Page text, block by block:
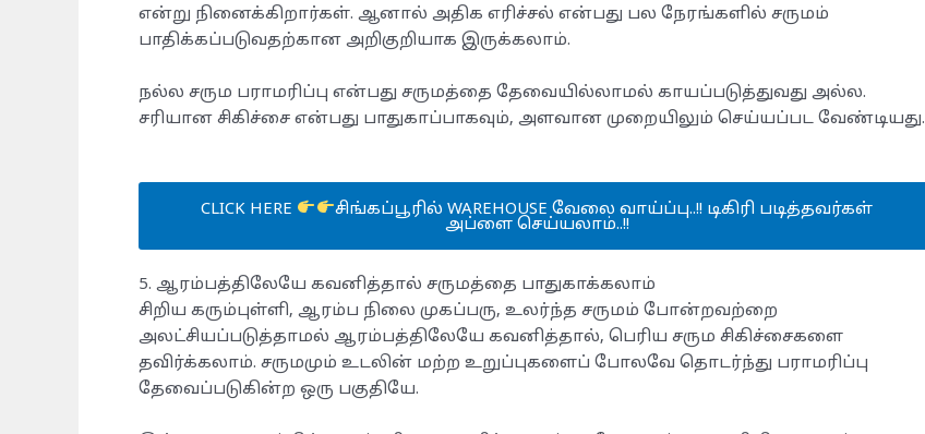
என்று நினைக்கிறார்கள். ஆனால் அதிக எரிச்சல் என்பது பல நேரங்களில் சருமம்
பாதிக்கப்படுவதற்கான அறிகுறியாக இருக்கலாம்.
நல்ல சரும பராமரிப்பு என்பது சருமத்தை தேவையில்லாமல் காயப்படுத்துவது அல்ல.
சரியான சிகிச்சை என்பது பாதுகாப்பாகவும், அளவான முறையிலும் செய்யப்பட வேண்டியது.
CLICK HERE சிங்கப்பூரில் WAREHOUSE வேலை வாய்ப்பு..!! டிகிரி படித்தவர்கள்
அப்ளை செய்யலாம்..!!
​5. ஆரம்பத்திலேயே கவனித்தால் சருமத்தை பாதுகாக்கலாம்
​சிறிய கரும்புள்ளி, ஆரம்ப நிலை முகப்பரு, உலர்ந்த சருமம் போன்றவற்றை
அலட்சியப்படுத்தாமல் ஆரம்பத்திலேயே கவனித்தால், பெரிய சரும சிகிச்சைகளை
தவிர்க்கலாம். சருமமும் உடலின் மற்ற உறுப்புகளைப் போலவே தொடர்ந்து பராமரிப்பு
தேவைப்படுகின்ற ஒரு பகுதியே.